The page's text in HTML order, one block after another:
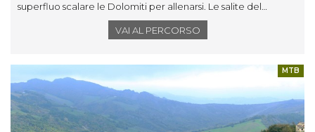
superfluo scalare le Dolomiti per allenarsi. Le salite del
Carpegna erano sufficienti per preparare le sue vittorie.
VAI AL PERCORSO
MTB